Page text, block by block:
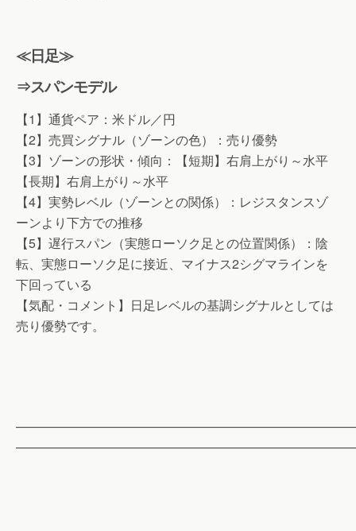
≪日足≫
⇒スパンモデル
【1】通貨ペア：米ドル／円
【2】売買シグナル（ゾーンの色）：売り優勢
【3】ゾーンの形状・傾向：【短期】右肩上がり～水平
【長期】右肩上がり～水平
【4】実勢レベル（ゾーンとの関係）：レジスタンスゾ
ーンより下方での推移
【5】遅行スパン（実態ローソク足との位置関係）：陰
転、実態ローソク足に接近、マイナス2シグマラインを
下回っている
【気配・コメント】日足レベルの基調シグナルとしては
売り優勢です。